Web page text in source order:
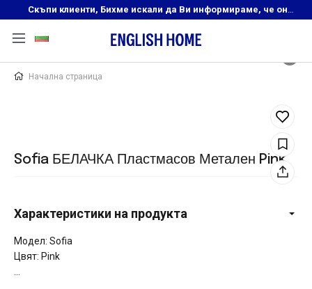
Скъпи клиенти, Бихме искали да Ви информираме, че онлайн магазинът на English Home преустановява своята дейност. Прекрасният ни и усмихнат екип ,Ви очаква в нашите физически магазини, където ще откриете любимите си продукти! Благодарим Ви, че сте част от семейството на Еnglish Home!
Начална страница
Sofia БЕЛАЧКА Пластмасов Метален Pink
Характеристики на продукта
Модел: Sofia
Цвят: Pink